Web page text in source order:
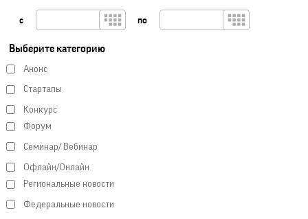
с по
Выберите категорию
Анонс
Стартапы
Конкурс
Форум
Семинар/ Вебинар
Офлайн/Онлайн
Региональные новости
Федеральные новости